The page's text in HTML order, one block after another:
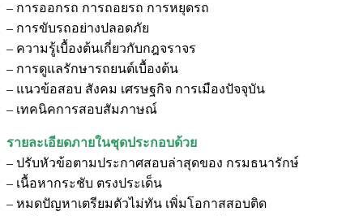
– การออกรถ การถอยรถ การหยุดรถ
– การขับรถอย่างปลอดภัย
– ความรู้เบื้องต้นเกี่ยวกับกฎจราจร
– การดูแลรักษารถยนต์เบื้องต้น
– แนวข้อสอบ สังคม เศรษฐกิจ การเมืองปัจจุบัน
– เทคนิคการสอบสัมภาษณ์
รายละเอียดภายในชุดประกอบด้วย
– ปรับหัวข้อตามประกาศสอบล่าสุดของ กรมธนารักษ์
– เนื้อหากระชับ ตรงประเด็น
– หมดปัญหาเตรียมตัวไม่ทัน เพิ่มโอกาสสอบติด